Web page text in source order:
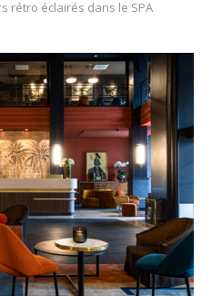
rétro éclairés dans le SPA